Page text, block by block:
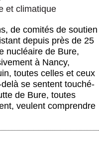
et climatique
de comités de soutien
depuis près de 25
nucléaire de Bure,
à Nancy,
toutes celles et ceux
se sentent touché-
de Bure, toutes
veulent comprendre